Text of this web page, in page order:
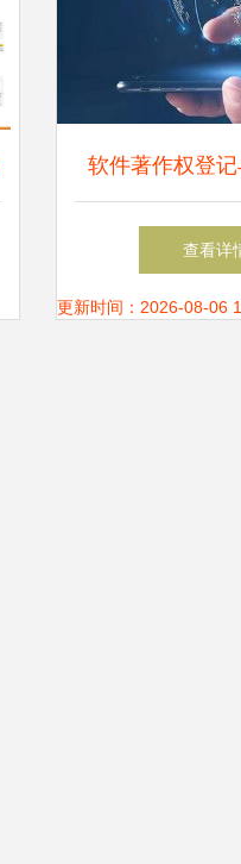
软件著作权登
所需资料与
查看详
更新时间：2026-08-06